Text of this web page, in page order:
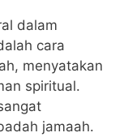
dalam
cara
menyatakan
spiritual.
jamaah.